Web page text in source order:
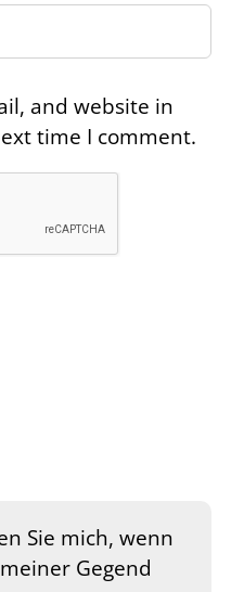
and website in
time I comment.
Sie mich, wenn
Gegend